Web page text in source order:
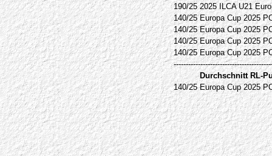
190/25 2025 ILCA U21
140/25 Europa Cup 2025
140/25 Europa Cup 2025
140/25 Europa Cup 2025
140/25 Europa Cup 2025
Durchschnitt RL-
140/25 Europa Cup 2025